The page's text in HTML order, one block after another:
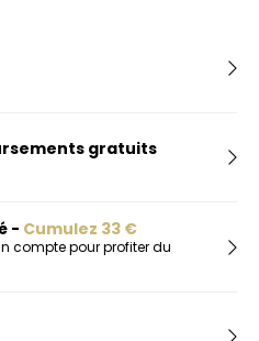
gratuits
- Cumulez 33 €
compte pour profiter du